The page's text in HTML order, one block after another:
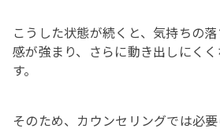
こうした状態が続くと、気持ちの
感が強まり、さらに動き出しにく
す。
そのため、カウンセリングでは必要